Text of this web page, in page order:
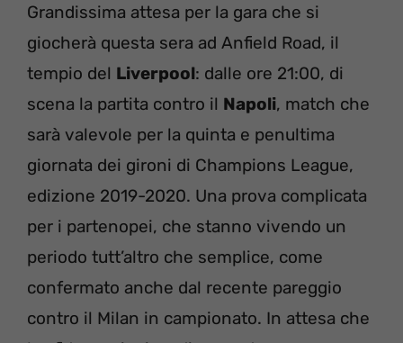
Grandissima attesa per la gara che si
giocherà questa sera ad Anfield Road, il
tempio del Liverpool: dalle ore 21:00, di
scena la partita contro il Napoli, match che
sarà valevole per la quinta e penultima
giornata dei gironi di Champions League,
edizione 2019-2020. Una prova complicata
per i partenopei, che stanno vivendo un
periodo tutt’altro che semplice, come
confermato anche dal recente pareggio
contro il Milan in campionato. In attesa che